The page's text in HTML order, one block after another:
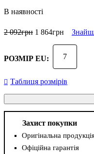
В наявності
2 092грн 1 864грн
РОЗМІР EU: 7
Таблиця розмірів
Захист покупки
Оригінальна
Офіційна гарантія